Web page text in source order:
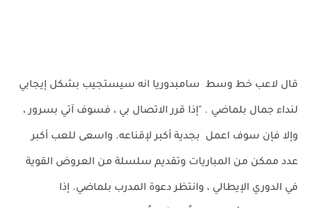
قال لاعب خط وسط سامبدوريا انه سيستجيب بشكل إيجابي
لنداء جمال بلماضي . "إذا قرر الاتصال بي ، فسوف آتي بسرور ،
وإلا فإن سوف اعمل بجدية أكبر لإقناعه. واسعى للعب أكبر
عدد ممكن من المباريات وتقديم سلسلة من العروض القوية
في الدوري الإيطالي ، وانتظر دعوة المدرب بلماضي. إذا